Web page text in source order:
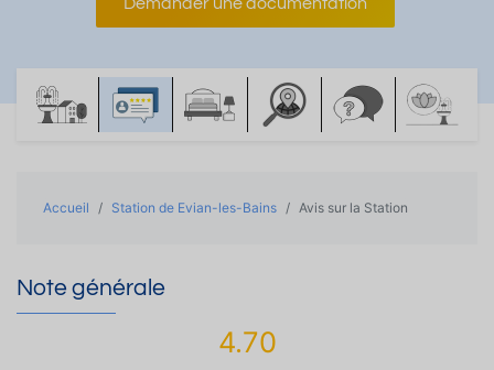
Accueil Station de Evian-les-Bains Avis sur la Station
Note générale
4.70